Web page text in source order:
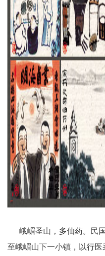
峨嵋圣山，多仙药。民
至峨嵋山下一小镇，以行